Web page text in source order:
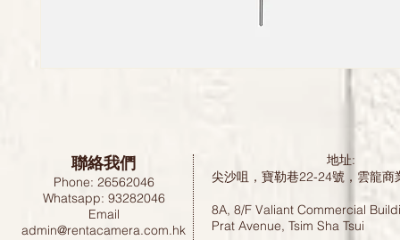
聯絡我們
Phone: 26562046
Whatsapp: 93282046
Email
admin@rentacamera.com.hk
地址:
尖沙咀，寶勒巷22-24號，雲龍
8A, 8/F Valiant Commercial
Prat Avenue, Tsim Sha Tsui